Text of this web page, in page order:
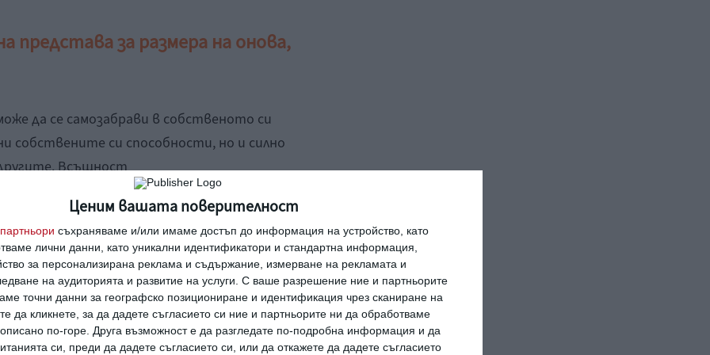
Ценим вашата поверителност
партньори съхраняваме и/или имаме достъп до информация на устройство, като
лични данни, като уникални идентификатори и стандартна информация,
за персонализирана реклама и съдържание, измерване на рекламата и
на аудиторията и развитие на услуги. С ваше разрешение ние и партньорите
точни данни за географско позициониране и идентификация чрез сканиране на
да кликнете, за да дадете съгласието си ние и партньорите ни да обработваме
описано по-горе. Друга възможност е да разгледате по-подробна информация и да
си, преди да дадете съгласието си, или да откажете да дадете съгласието
представа за размера на онова,
да се самозабрави в собственото си
собствените си способности, но и силно
Всъщност
често се подценяват – не възприемат
нещо по-специално, защото очакват,
по-добри способности и знания за
поговорката:„Проблемът със света е, че
със съмнения, докато глупавите - с